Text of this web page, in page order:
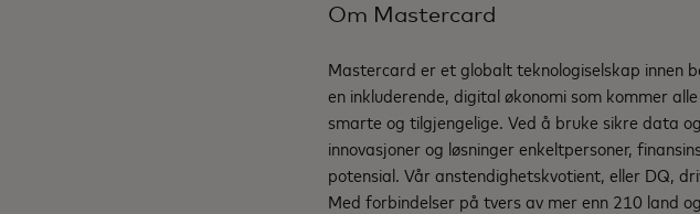
Om Mastercard
Mastercard er et globalt teknologiselskap innen
en inkluderende, digital økonomi som kommer
smarte og tilgjengelige. Ved å bruke sikre data
innovasjoner og løsninger enkeltpersoner,
potensial. Vår anstendighetskvotient, eller DQ,
Med forbindelser på tvers av mer enn 210 land